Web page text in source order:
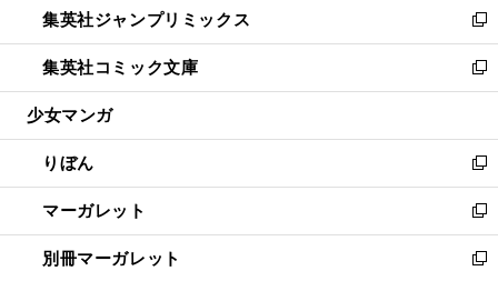
く
で
開
く
ド
ウ
で
開
ィ
ン
ド
ウ
開
く
い
ウ
ィ
ン
ウ
で
開
く
集英社ジャンプリミックス
新
し
い
ウ
ン
ド
ウ
で
開
く
集英社コミック文庫
新
し
ウ
ィ
ン
ド
ウ
で
少女マンガ
りぼん
新
し
い
ウ
ィ
マーガレット
新
し
い
別冊マーガレット
新